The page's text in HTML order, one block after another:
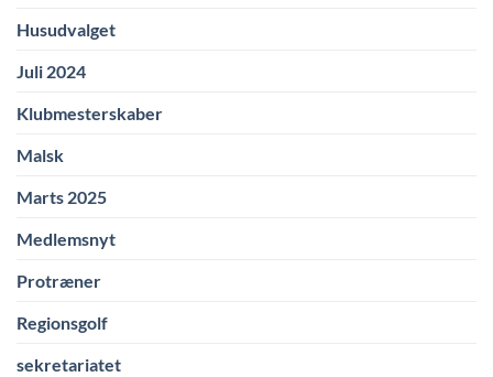
Husudvalget
Juli 2024
Klubmesterskaber
Malsk
Marts 2025
Medlemsnyt
Protræner
Regionsgolf
sekretariatet